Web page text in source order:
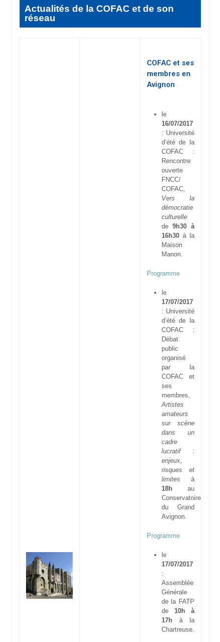
Actualités de la COFAC et de son
réseau
COFAC et ses
membres en
Avignon
le
16/07/2017
: Université
d’été de la
COFAC :
Rencontre
ouverte
FNCC/
COFAC,
Vers la
démocratie
culturelle
de 9h30 à
16h30à la
Maison
Manon.
Programme
le
17/07/2017
: Université
d’été de la
COFAC :
Débat
public
organisé
par la
COFAC et
ses
membres,
Artistes
amateurs
sur scène
dans un
cadre
lucratif :
enjeux,
risques et
limites à
18hau
Conservatoire
du Grand
Avignon.
Programme
le
17/07/2017
:
Assemblée
Générale
de la FATP
de10h à
17hà la
Chartreuse.